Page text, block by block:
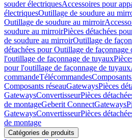
souder électriquesAccessoires pour
électriquesOutillage de soudure au
Outillage de soudure au mirroir
soudure au mirroirPièces détachées
de soudure au mirroirOutillage de
détachées pour Outillage de façonnage
l'outillage de façonnage de tuyaux
pour l'outillage de façonnage de tuyaux
commandeTélécommandes
Composants réseauGatewaysPièces
GatewaysConvertisseurPièces
de montageGeberit ConnectGateways
GatewaysConvertisseurPièces
de montage
Catégories de produits